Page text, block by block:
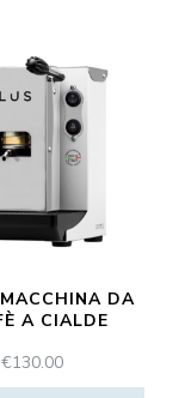
DA
A CIALDE
€130.00